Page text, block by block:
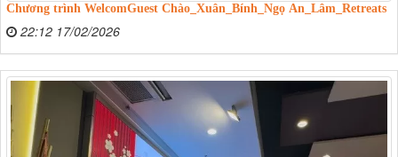
Chương trình WelcomGuest Chào_Xuân_Bính_Ngọ An_Lâm_Retreats
22:12 17/02/2026